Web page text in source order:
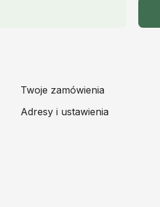
Twoje zamówienia
Adresy i ustawienia